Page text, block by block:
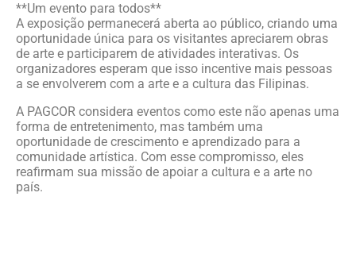
**Um evento para todos**
A exposição permanecerá aberta ao público, criando uma
oportunidade única para os visitantes apreciarem obras
de arte e participarem de atividades interativas. Os
organizadores esperam que isso incentive mais pessoas
a se envolverem com a arte e a cultura das Filipinas.
A PAGCOR considera eventos como este não apenas uma
forma de entretenimento, mas também uma
oportunidade de crescimento e aprendizado para a
comunidade artística. Com esse compromisso, eles
reafirmam sua missão de apoiar a cultura e a arte no
país.